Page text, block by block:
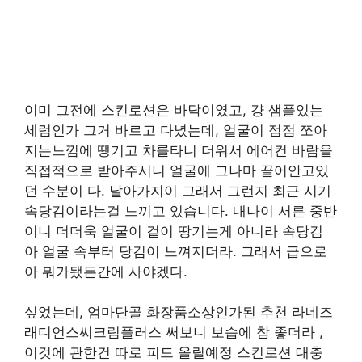
이미 그전에 스킨로션은 바닥이였고, 걍 샘플있는
세럼인가 그거 바르고 다녔는데, 얼굴이 점점 쪼아
지는느낌에 땡기고 차를타니 더워서 에어컨 바람을
직접적으로 받아주시니 얼굴에 그나마 끌어안고있
던 수분이 다. 날아가지이 그래서 그런지 최근 시기
속당김이라는걸 느끼고 있습니다. 내나이 서른 중반
이니 더더욱 얼굴이 겉이 땅기는게 아니라 속당김
아 얼굴 속부터 당김이 느껴지더라. 그래서 급으로
아 뭐가됐든간에 사야겠다.
싶었는데, 엄마단골 화장품소상인가된 추천 라네즈
래디언스씨크림플러스 써보니 보습에 참 좋더라 ,
이것에 관한건 따로 피드 올릴예정 스킨로션 대충